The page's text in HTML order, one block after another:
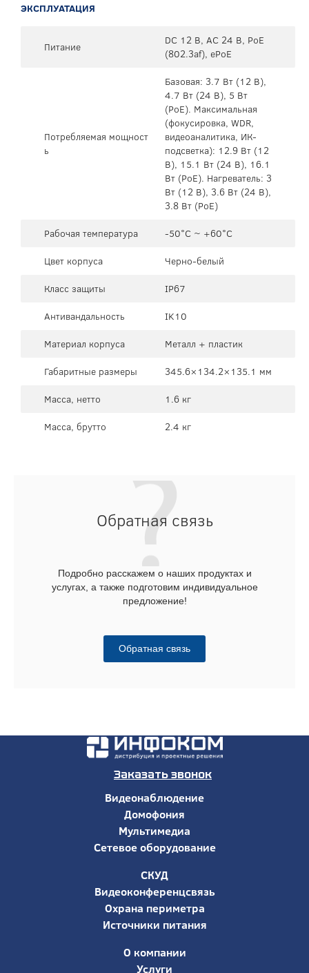
ЭКСПЛУАТАЦИЯ
Питание
DC 12 В, AC 24 В, PoE
(802.3af), ePoE
Потребляемая мощност
ь
Базовая: 3.7 Вт (12 В),
4.7 Вт (24 В), 5 Вт
(PoE). Максимальная
(фокусировка, WDR,
видеоаналитика, ИК-
подсветка): 12.9 Вт (12
В), 15.1 Вт (24 В), 16.1
Вт (PoE). Нагреватель: 3
Вт (12 В), 3.6 Вт (24 В),
3.8 Вт (PoE)
Рабочая температура
-50°C ~ +60°C
Цвет корпуса
Черно-белый
Класс защиты
IP67
Антивандальность
IK10
Материал корпуса
Металл + пластик
Габаритные размеры
345.6×134.2×135.1 мм
Масса, нетто
1.6 кг
Масса, брутто
2.4 кг
Обратная связь
Подробно расскажем о наших продуктах и
услугах, а также подготовим индивидуальное
предложение!
Обратная связь
Заказать звонок
Видеонаблюдение
Домофония
Мультимедиа
Сетевое оборудование
СКУД
Видеоконференцсвязь
Охрана периметра
Источники питания
О компании
Услуги